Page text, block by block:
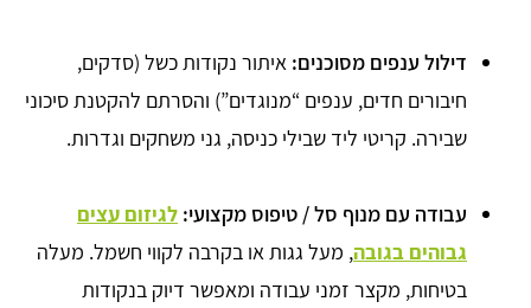
דילול ענפים מסוכנים: איתור נקודות כשל (סדקים,
חיבורים חדים, ענפים “מנוגדים”) והסרתם להקטנת סיכוני
שבירה. קריטי ליד שבילי כניסה, גני משחקים וגדרות.
עבודה עם מנוף סל / טיפוס מקצועי: לגיזום עצים
גבוהים בגובה, מעל גגות או בקרבה לקווי חשמל. מעלה
בטיחות, מקצר זמני עבודה ומאפשר דיוק בנקודות